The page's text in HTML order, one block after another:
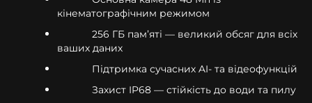
кінематографічним режимом
256 ГБ памʼяті — великий обсяг для всіх
ваших даних
Підтримка сучасних AI- та відеофункцій
Захист IP68 — стійкість до води та пилу